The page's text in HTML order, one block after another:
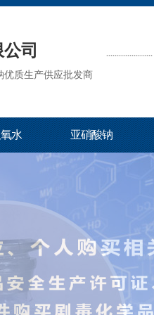
司
优质生产供应批发商
水 亚硝酸钠